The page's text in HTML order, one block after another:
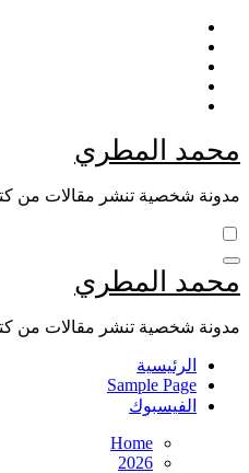
Skip
content
محمد المطري
مدونة شخصية تنشر مقالات من
محمد المطري
مدونة شخصية تنشر مقالات من
الرئيسية
Sample Page
الفيسبوك
Home
2026